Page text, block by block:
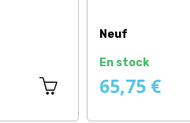
En stock
39,92 €